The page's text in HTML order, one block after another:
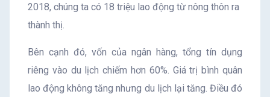
2018, chúng ta có 18 triệu lao động từ nông thôn ra
thành thị.
Bên cạnh đó, vốn của ngân hàng, tổng tín dụng
riêng vào du lịch chiếm hơn 60%. Giá trị bình quân
lao động không tăng nhưng du lịch lại tăng. Điều đó